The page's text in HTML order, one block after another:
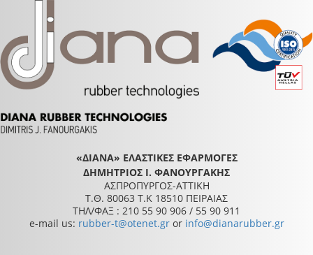
«ΔΙΑΝΑ» ΕΛΑΣΤΙΚΕΣ ΕΦΑΡΜΟΓΕΣ
ΔΗΜΗΤΡΙΟΣ Ι. ΦΑΝΟΥΡΓΑΚΗΣ
ΑΣΠΡΟΠΥΡΓΟΣ-ΑΤΤΙΚΗ
Τ.Θ. 80063 Τ.Κ 18510 ΠΕΙΡΑΙΑΣ
ΤΗΛ/ΦΑΞ : 210 55 90 906 / 55 90 911
e-mail us: rubber-t@otenet.gror info@dianarubber.gr